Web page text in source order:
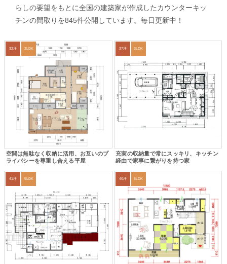
らしの要望をもとに全国の建築家が作成したカウンターキッ
チンの間取りを845件公開しています。毎日更新中！
32坪 2LDK
空間は無駄なく収納に活用、お互いのプ
ライバシーを尊重し合える平屋
37坪 3LDK
充実の収納量で常にスッキリ、キッチン
経由で家事に繋がりを持つ家
41坪 5LDK 40坪 5LDK